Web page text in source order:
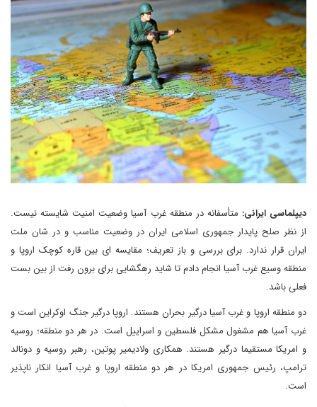
دیپلماسی ایرانی: متأسفانه در منطقه غرب آسیا وضعیت امنیت شایسته نیست.
از نظر صلح پایدار جمهوری اسلامی ایران در وضعیت مناسب و در شان ملت
ایران قرار ندارد. برای بررسی و باز تعریف؛ مقایسه ای بین قاره کوچک اروپا و
منطقه وسیع غرب آسیا انجام دادم تا شاید رهگشایی برای برون رفت از بین بست
فعلی باشد.
دو منطقه اروپا و غرب آسیا درگیر بحران هستند. اروپا درگیر جنگ اوکراین است و
غرب آسیا هم مشغول مشکل فلسطین و اسراییل است. در هر دو منطقه؛ روسیه
و امریکا مستقیما درگیر هستند. همکاری ولادیمیر پوتین، رهبر روسیه و دونالد
ترامپ، رئیس جمهوری امریکا در هر دو منطقه اروپا و غرب آسیا انکار ناپذیر
است.